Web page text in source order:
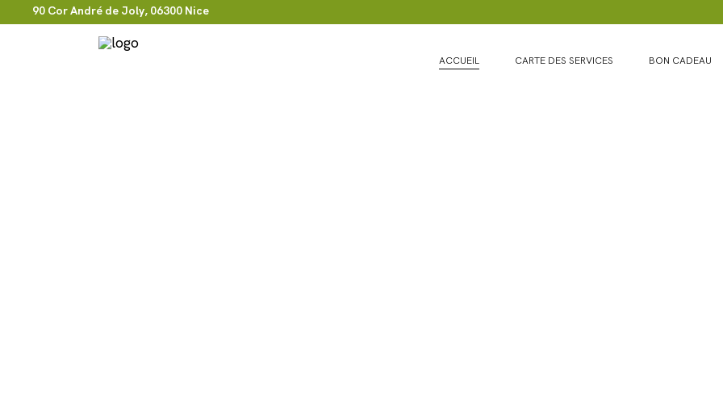
90 Cor André de Joly, 06300 Nice
ACCUEIL CARTE DES SERVICES BON CADEAU